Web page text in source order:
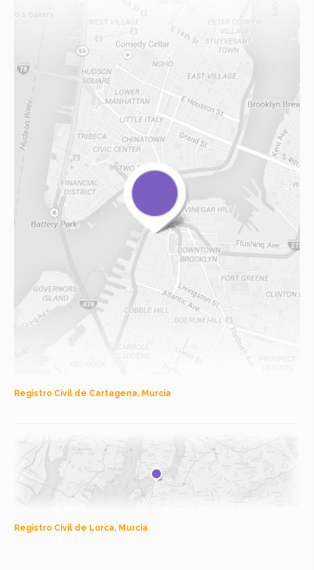
Registro Civil de Cartagena, Murcia
Registro Civil de Lorca, Murcia